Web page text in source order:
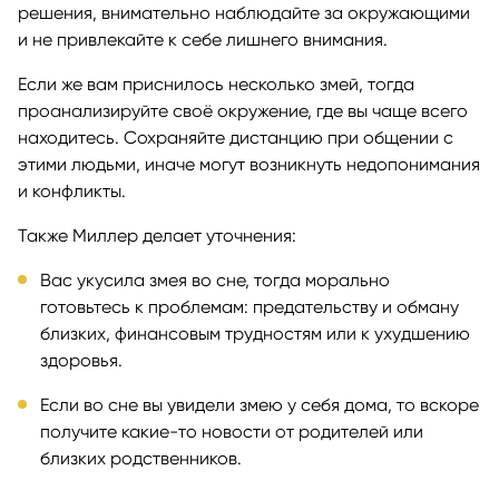
решения, внимательно наблюдайте за окружающими
и не привлекайте к себе лишнего внимания.
Если же вам приснилось несколько змей, тогда
проанализируйте своё окружение, где вы чаще всего
находитесь. Сохраняйте дистанцию при общении с
этими людьми, иначе могут возникнуть недопонимания
и конфликты.
Также Миллер делает уточнения:
Вас укусила змея во сне, тогда морально
готовьтесь к проблемам: предательству и обману
близких, финансовым трудностям или к ухудшению
здоровья.
Если во сне вы увидели змею у себя дома, то вскоре
получите какие-то новости от родителей или
близких родственников.